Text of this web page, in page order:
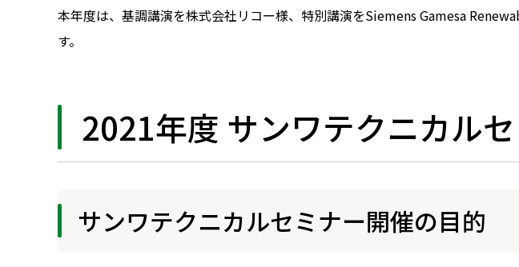
本年度は、基調講演を株式会社リコー様、特別講演をSiemens Gamesa
す。
2021年度 サンワテクニカル
サンワテクニカルセミナー開催の目的